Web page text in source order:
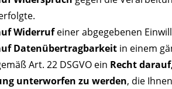
Widerrufeiner abgegebenen
Datenübertragbarkeit in einem
Art. 22 DSGVO ein Recht
unterworfen zu werden, die